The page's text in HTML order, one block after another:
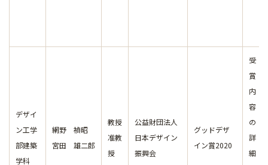
デザイ
ン工学
部建築
学科
網野 禎昭
宮田 雄二郎
教授
准教
授
公益財団法人
日本デザイン
振興会
グッドデザ
イン賞2020
受
賞
内
容
の
詳
細